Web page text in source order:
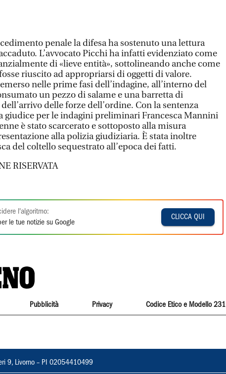
penale la difesa ha sostenuto una lettura
L’avvocato Picchi ha infatti evidenziato come
di «lieve entità», sottolineando anche come
riuscito ad appropriarsi di oggetti di valore.
nelle prime fasi dell’indagine, all’interno del
un pezzo di salame e una barretta di
delle forze dell’ordine. Con la sentenza
giudice per le indagini preliminari Francesca Mannini
è stato scarcerato e sottoposto alla misura
alla polizia giudiziaria. È stata inoltre
del coltello sequestrato all’epoca dei fatti.
RISERVATA
l'algoritmo:
le tue notizie su Google
CLICCA QUI
Pubblicità Privacy Codice Etico e Modello 231
9, Livorno – PI 02054410499